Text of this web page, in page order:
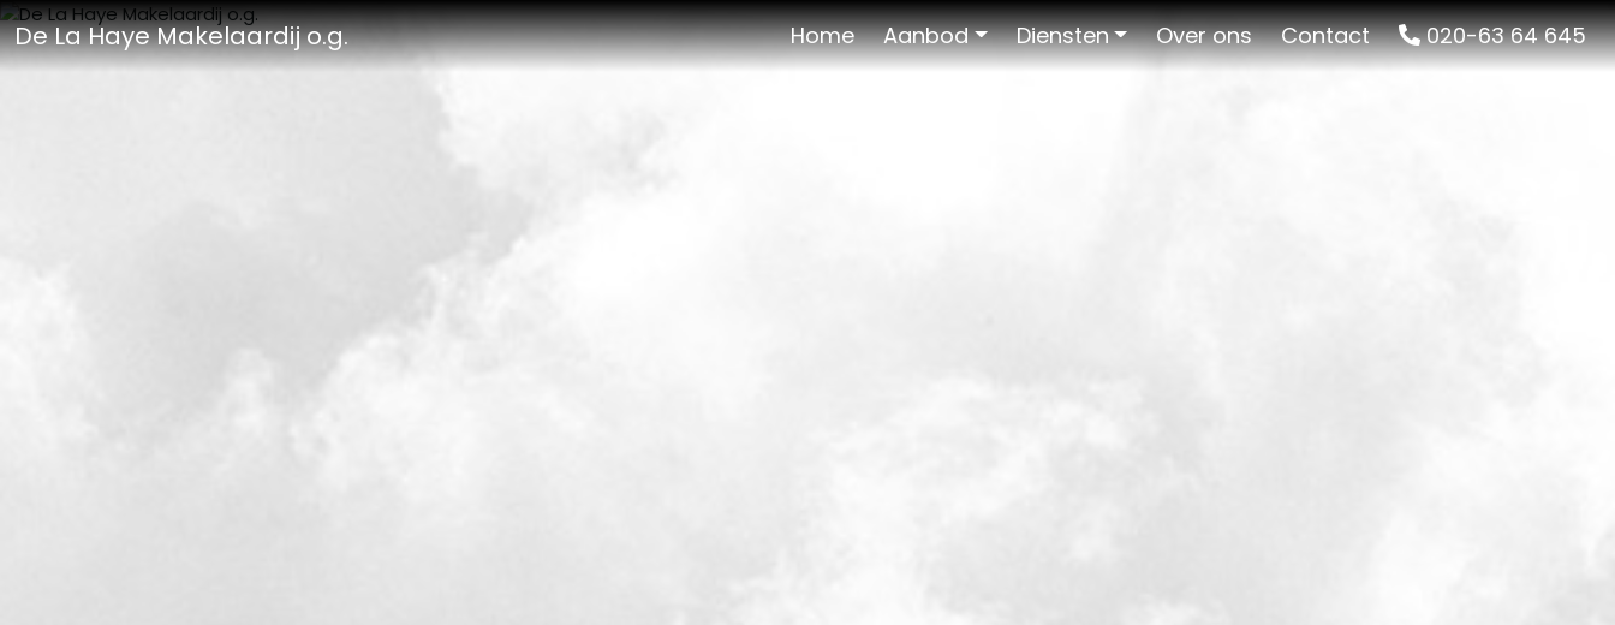
De La Haye Makelaardij o.g. Home Aanbod Diensten Over ons Contact 020-63 64 645